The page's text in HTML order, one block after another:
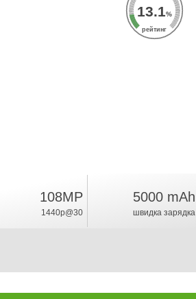
13.1%
рейтинг
108MP
1440p@30
5000 mAh
швидка зарядка